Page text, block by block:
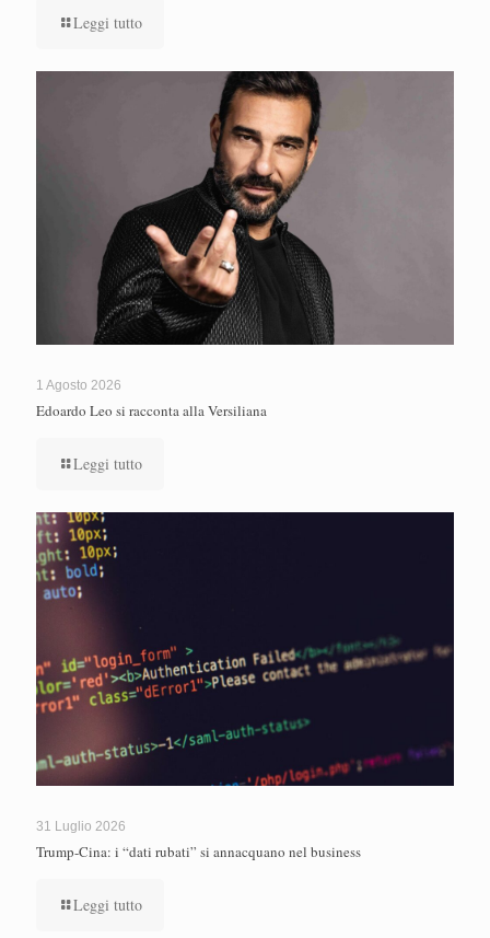
Leggi tutto
1 Agosto 2026
Edoardo Leo si racconta alla Versiliana
Leggi tutto
31 Luglio 2026
Trump-Cina: i “dati rubati” si annacquano nel business
Leggi tutto